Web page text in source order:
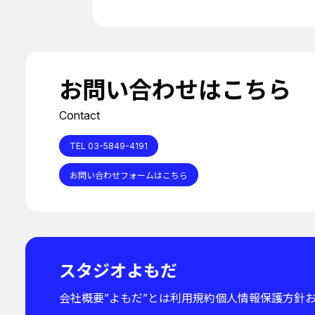
お問い合わせはこちら
Contact
TEL 03-5849-4191
お問い合わせフォームはこちら
スタジオよもだ
会社概要”よもだ”とは利用規約個人情報保護方針